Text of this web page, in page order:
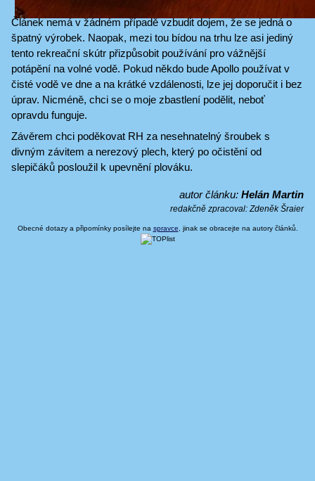
Článek nemá v žádném případě vzbudit dojem, že se jedná o
špatný výrobek. Naopak, mezi tou bídou na trhu lze asi jediný
tento rekreační skútr přizpůsobit používání pro vážnější
potápění na volné vodě. Pokud někdo bude Apollo používat v
čisté vodě ve dne a na krátké vzdálenosti, lze jej doporučit i bez
úprav. Nicméně, chci se o moje zbastlení podělit, neboť
opravdu funguje.
Závěrem chci poděkovat RH za nesehnatelný šroubek s
divným závitem a nerezový plech, který po očistění od
slepičáků posloužil k upevnění plováku.
autor článku: Helán Martin
redakčně zpracoval:Zdeněk Šraier
Obecné dotazy a připomínky posílejte na spravce , jinak se obracejte na autory článků.